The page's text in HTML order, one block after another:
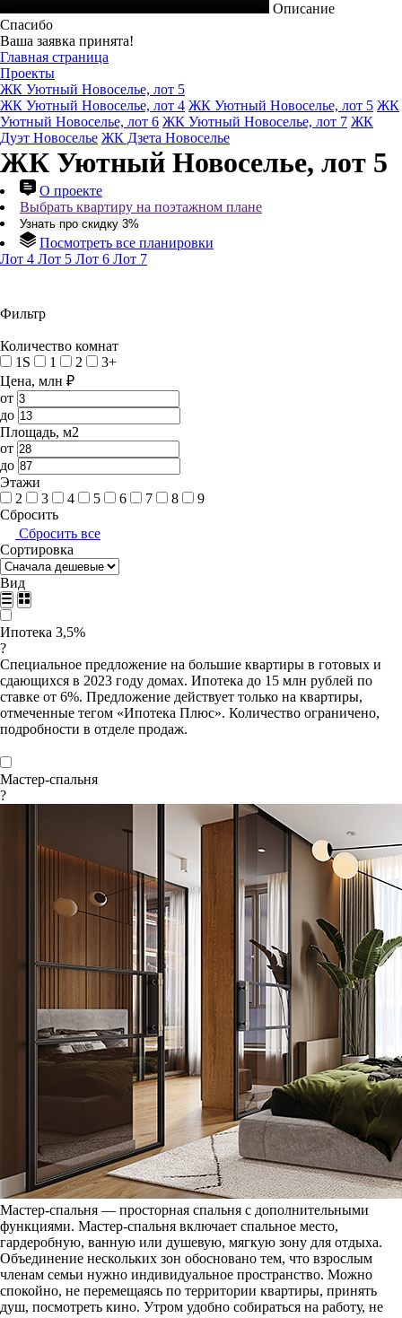
Описание
Спасибо
Ваша заявка принята!
Главная страница
Проекты
ЖК Уютный Новоселье, лот 5
ЖК Уютный Новоселье, лот 4 ЖК Уютный Новоселье, лот 5 ЖК
Уютный Новоселье, лот 6 ЖК Уютный Новоселье, лот 7 ЖК
Дуэт Новоселье ЖК Дзета Новоселье
ЖК Уютный Новоселье, лот 5
О проекте
Выбрать квартиру на поэтажном плане
Узнать про скидку 3%
Посмотреть все планировки
Лот 4 Лот 5 Лот 6 Лот 7
Фильтр
Количество комнат
1S
1 2
3+
Цена, млн ₽
от
до
Площадь, м2
от
до
Этажи
2
3 4 5 6 7 8
9
Сбросить
Сбросить все
Сортировка
Вид
Ипотека 3,5%
?
Специальное предложение на большие квартиры в готовых и
сдающихся в 2023 году домах. Ипотека до 15 млн рублей по
ставке от 6%. Предложение действует только на квартиры,
отмеченные тегом «Ипотека Плюс». Количество ограничено,
подробности в отделе продаж.
Мастер-спальня
?
Мастер-спальня — просторная спальня с дополнительными
функциями. Мастер-спальня включает спальное место,
гардеробную, ванную или душевую, мягкую зону для отдыха.
Объединение нескольких зон обосновано тем, что взрослым
членам семьи нужно индивидуальное пространство. Можно
спокойно, не перемещаясь по территории квартиры, принять
душ, посмотреть кино. Утром удобно собираться на работу, не